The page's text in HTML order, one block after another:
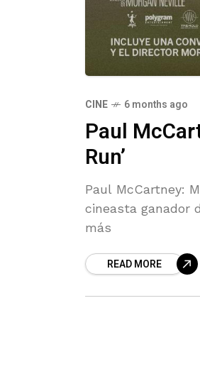
CINE 6 months ago
Paul
Run’
Paul McCartney:
cineasta ganador
más
READ MORE